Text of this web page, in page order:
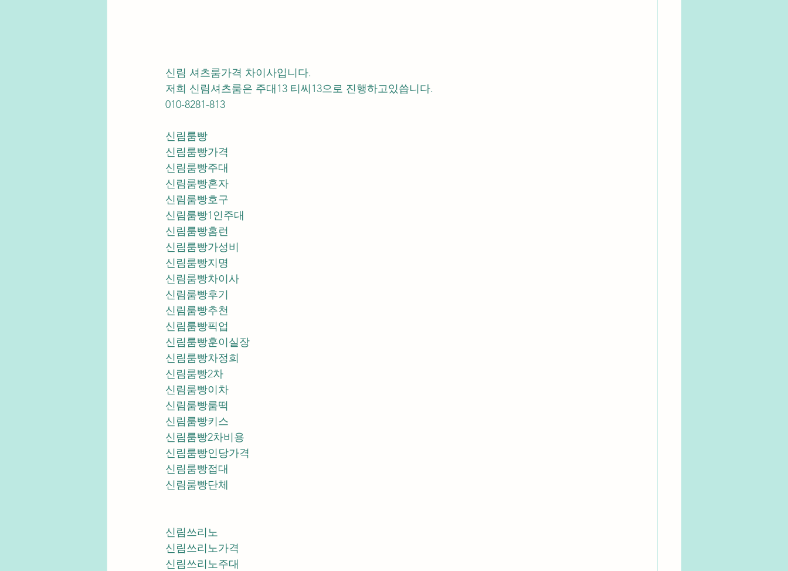
신림 셔츠룸가격 차이사입니다.
저희 신림셔츠룸은 주대13 티씨13으로 진행하고있씁니다.
010-8281-813
신림룸빵
신림룸빵가격
신림룸빵주대
신림룸빵혼자
신림룸빵호구
신림룸빵1인주대
신림룸빵홈런
신림룸빵가성비
신림룸빵지명
신림룸빵차이사
신림룸빵후기
신림룸빵추천
신림룸빵훈이실장
신림룸빵차정희
신림룸빵2차
신림룸빵이차
신림룸빵룸떡
신림룸빵키스
신림룸빵2차비용
신림룸빵인당가격
신림룸빵접대
신림룸빵단체
신림쓰리노
신림쓰리노가격
신림쓰리노주대